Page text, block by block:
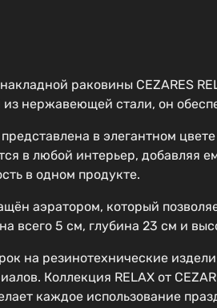
раковины CEZARES
нержавеющей стали, он
в элегантном
в любой интерьер, добавляя
в одном продукте.
аэратором, который
всего 5 см, глубина 23 см и
на резинотехнические
Коллекция RELAX от
каждое использование